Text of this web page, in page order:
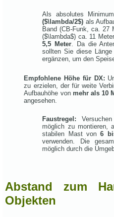
Als absolutes
($\lambda/2$) als
Band (CB-Funk, ca. 27
($\lambda$) ca. 11
5,5 Meter. Da die
sollten Sie diese
ergänzen, um den
Empfohlene Höhe für DX:
zu erzielen, der für weite
Aufbauhöhe von mehr als 10
angesehen.
Faustregel:
möglich zu montieren,
stabilen Mast von6
verwenden. Die
möglich durch die
Abstand zum
Objekten